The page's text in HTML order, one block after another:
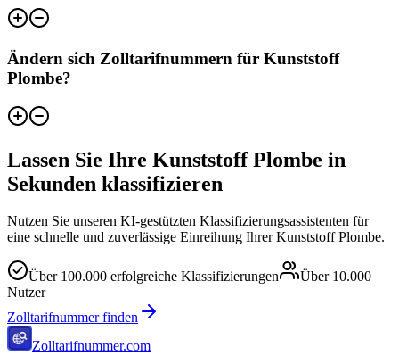
Ändern sich Zolltarifnummern für Kunststoff
Plombe?
Lassen Sie Ihre Kunststoff Plombe in
Sekunden klassifizieren
Nutzen Sie unseren KI-gestützten Klassifizierungsassistenten für
eine schnelle und zuverlässige Einreihung Ihrer Kunststoff Plombe.
Über 100.000 erfolgreiche Klassifizierungen Über 10.000
Nutzer
Zolltarifnummer finden
Zolltarifnummer.com